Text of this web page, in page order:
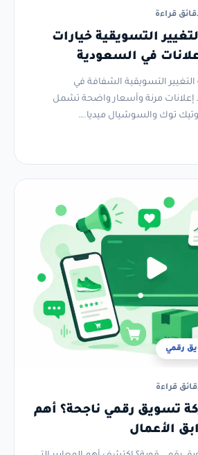
التسويقية خيارات
في السعودية
التسويقية الشفافة في
مرنة وأسعار واضحة تشمل
توك والسوشيال ميديا.…
رقمي
تسويق رقمي ناجحة؟ أهم
الأعمال